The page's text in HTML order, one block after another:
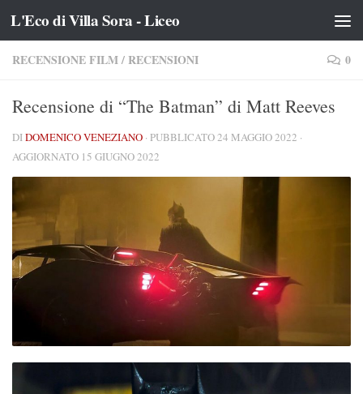
Salta al contenuto
L'Eco di Villa Sora - Liceo
RECENSIONE FILM/ RECENSIONI 0
Recensione di “The Batman” di Matt Reeves
DIDOMENICO VENEZIANO · PUBBLICATO24 MAGGIO 2022 ·
AGGIORNATO 15 GIUGNO 2022